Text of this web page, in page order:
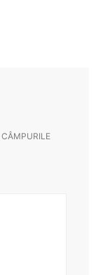
CÂMPURILE